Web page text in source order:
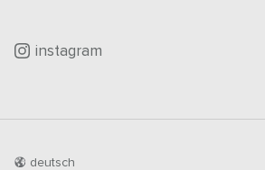
instagram
deutsch